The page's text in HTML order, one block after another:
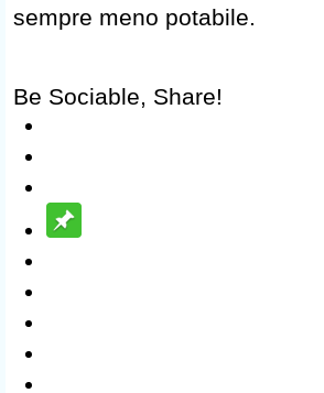
sempre meno potabile.
Be Sociable, Share!